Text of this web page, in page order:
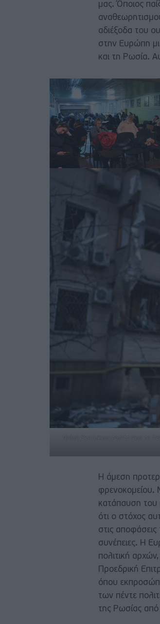
μας. Όποιος
αδιέξοδα του
στην Ευρώπη
και τη Ρωσία.
Natali Sevriukova reacts next to
Η άμεση
φρενοκομείου.
κατάπαυση του
ότι ο στόχος
στις
συνέπειες. Η
πολιτική
Προεδρική
όπου
των πέντε
της Ρωσίας